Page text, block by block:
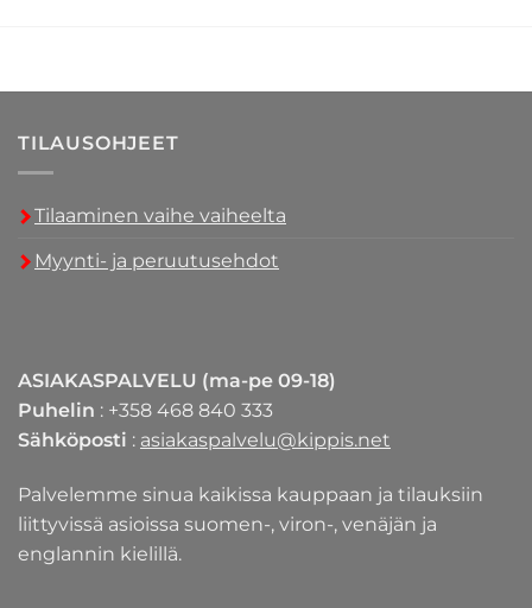
TILAUSOHJEET
Tilaaminen vaihe vaiheelta
Myynti- ja peruutusehdot
ASIAKASPALVELU (ma-pe 09-18)
Puhelin : +358 468 840 333
Sähköposti : asiakaspalvelu@kippis.net
Palvelemme sinua kaikissa kauppaan ja tilauksiin
liittyvissä asioissa suomen-, viron-, venäjän ja
englannin kielillä.